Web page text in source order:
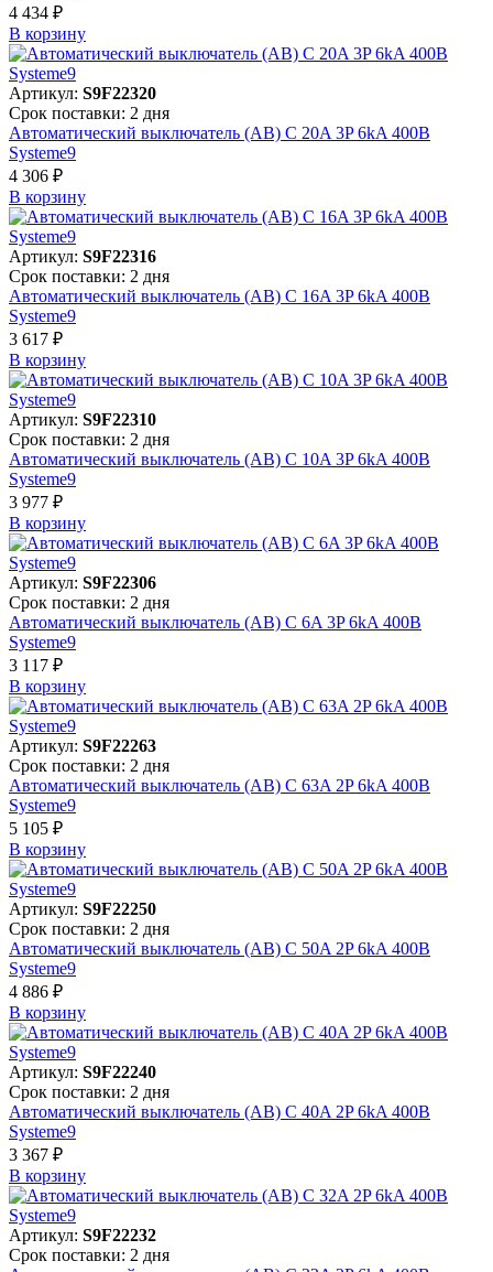
4 434 ₽
В корзинy
Артикул: S9F22320
Срок поставки: 2 дня
Автоматический выключатель (АВ) C 20A 3P 6kA 400В
Systeme9
4 306 ₽
В корзинy
Артикул: S9F22316
Срок поставки: 2 дня
Автоматический выключатель (АВ) C 16A 3P 6kA 400В
Systeme9
3 617 ₽
В корзинy
Артикул: S9F22310
Срок поставки: 2 дня
Автоматический выключатель (АВ) C 10A 3P 6kA 400В
Systeme9
3 977 ₽
В корзинy
Артикул: S9F22306
Срок поставки: 2 дня
Автоматический выключатель (АВ) C 6A 3P 6kA 400В
Systeme9
3 117 ₽
В корзинy
Артикул: S9F22263
Срок поставки: 2 дня
Автоматический выключатель (АВ) C 63A 2P 6kA 400В
Systeme9
5 105 ₽
В корзинy
Артикул: S9F22250
Срок поставки: 2 дня
Автоматический выключатель (АВ) C 50A 2P 6kA 400В
Systeme9
4 886 ₽
В корзинy
Артикул: S9F22240
Срок поставки: 2 дня
Автоматический выключатель (АВ) C 40A 2P 6kA 400В
Systeme9
3 367 ₽
В корзинy
Артикул: S9F22232
Срок поставки: 2 дня